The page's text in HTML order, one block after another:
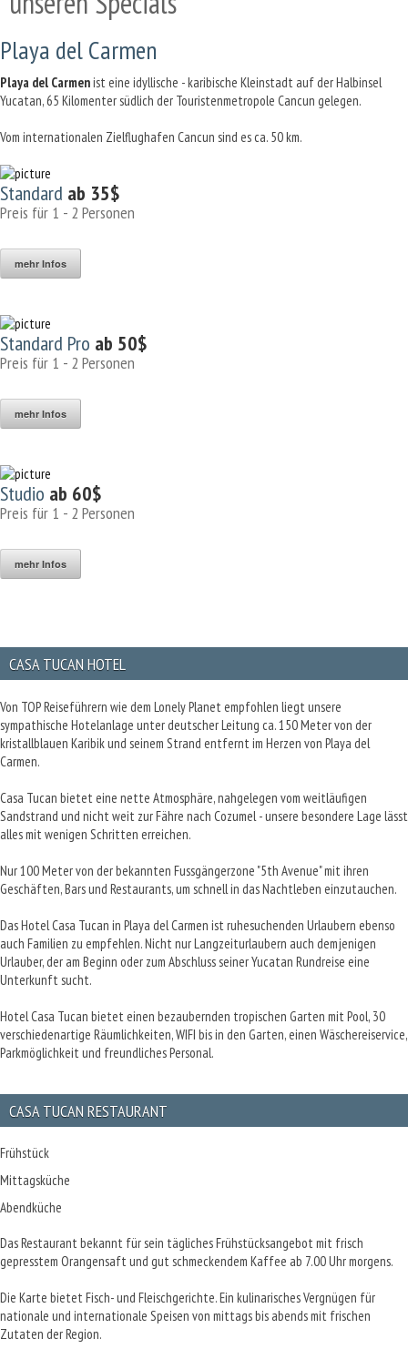
Playa del Carmen
Playa del Carmenist eine idyllische - karibische Kleinstadt auf der Halbinsel
Yucatan, 65 Kilomenter südlich der Touristenmetropole Cancun gelegen.
Vom internationalen Zielflughafen Cancun sind es ca. 50 km.
Standard ab 35$
Preis für 1 - 2 Personen
mehr Infos
Standard Pro ab 50$
Preis für 1 - 2 Personen
mehr Infos
Studio ab 60$
Preis für 1 - 2 Personen
mehr Infos
CASA TUCAN HOTEL
Von TOP Reiseführern wie dem Lonely Planet empfohlen liegt unsere
sympathische Hotelanlage unter deutscher Leitung ca. 150 Meter von der
kristallblauen Karibik und seinem Strand entfernt im Herzen von Playa del
Carmen.
Casa Tucan bietet eine nette Atmosphäre, nahgelegen vom weitläufigen
Sandstrand und nicht weit zur Fähre nach Cozumel - unsere besondere Lage lässt
alles mit wenigen Schritten erreichen.
Nur 100 Meter von der bekannten Fussgängerzone "5th Avenue" mit ihren
Geschäften, Bars und Restaurants, um schnell in das Nachtleben einzutauchen.
Das Hotel Casa Tucan in Playa del Carmen ist ruhesuchenden Urlaubern ebenso
auch Familien zu empfehlen. Nicht nur Langzeiturlaubern auch demjenigen
Urlauber, der am Beginn oder zum Abschluss seiner Yucatan Rundreise eine
Unterkunft sucht.
Hotel Casa Tucan bietet einen bezaubernden tropischen Garten mit Pool, 30
verschiedenartige Räumlichkeiten, WIFI bis in den Garten, einen Wäschereiservice,
Parkmöglichkeit und freundliches Personal.
CASA TUCAN RESTAURANT
Frühstück
Mittagsküche
Abendküche
Das Restaurant bekannt für sein tägliches Frühstücksangebot mit frisch
gepresstem Orangensaft und gut schmeckendem Kaffee ab 7.00 Uhr morgens.
Die Karte bietet Fisch- und Fleischgerichte. Ein kulinarisches Vergnügen für
nationale und internationale Speisen von mittags bis abends mit frischen
Zutaten der Region.